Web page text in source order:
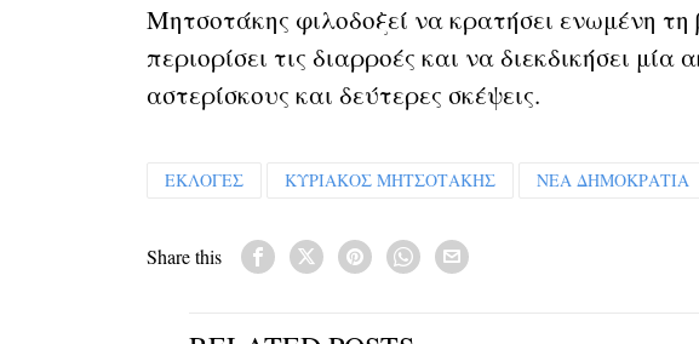
Μητσοτάκης φιλοδοξεί να κρατήσει ενωμένη
περιορίσει τις διαρροές και να διεκδικήσει μία
αστερίσκους και δεύτερες σκέψεις.
ΕΚΛΟΓΕΣ ΚΥΡΙΑΚΟΣ ΜΗΤΣΟΤΑΚΗΣ ΝΕΑ ΔΗΜΟΚΡΑΤΙΑ
Share this